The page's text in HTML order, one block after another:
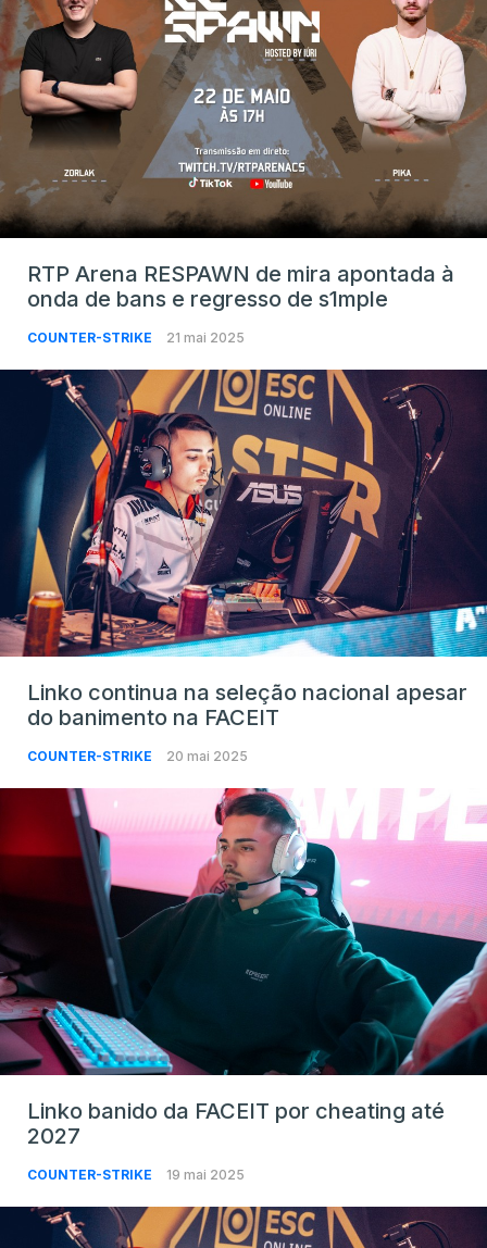
RTP Arena RESPAWN de mira apontada à
onda de bans e regresso de s1mple
COUNTER-STRIKE 21 mai 2025
Linko continua na seleção nacional apesar
do banimento na FACEIT
COUNTER-STRIKE 20 mai 2025
Linko banido da FACEIT por cheating até
2027
COUNTER-STRIKE 19 mai 2025